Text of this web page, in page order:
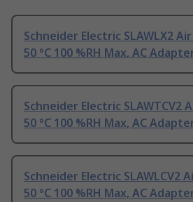
Schneider Electric SLAWLX2
50 °C 100 %RH Max, AC
Schneider Electric
50 °C 100 %RH Max, AC
Schneider Electric SLAWLCV2
50 °C 100 %RH Max, AC